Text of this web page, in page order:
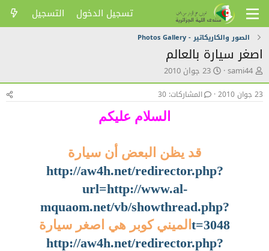
تسجيل الدخول التسجيل
الصور والكاريكاتير - Photos Gallery
اصغر سيارة بالعالم
ك
ا
ت
ب
sami44 ت
ا
ر
ي
ر
23 جوان 2010
23 جوان 2010 المشاركات: 30
السلام عليكم
قد يظن البعض أن سيارة
http://aw4h.net/redirector.php?
url=http://www.al-
mquaom.net/vb/showthread.php?
t=3048 الميني كوبر هي اصغر سيارة
http://aw4h.net/redirector.php?